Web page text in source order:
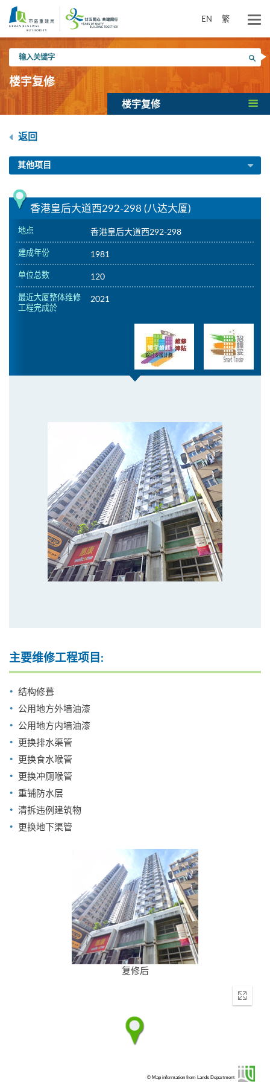
内
EN 繁
入
关
键
搜寻
楼宇复修
楼宇复修
返回
其他项目
香港皇后大道西292-298 (八达大厦)
地点 香港皇后大道西292-298
建成年份 1981
单位总数 120
最近大厦整体维修
工程完成於
2021
主要维修工程项目:
结构修葺
公用地方外墙油漆
公用地方内墙油漆
更换排水渠管
更换食水喉管
更换冲厕喉管
重铺防水层
清拆违例建筑物
更换地下渠管
复修后
Enter
© Map information from Lands Department